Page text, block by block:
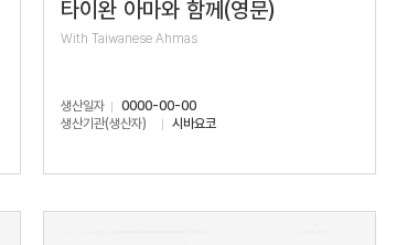
타이완 아마와 함께(영문)
With Taiwanese Ahmas
생산일자
0000-00-00
생산기관(생산자)
시바요코